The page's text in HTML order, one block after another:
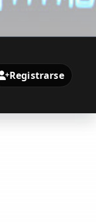
Registrarse